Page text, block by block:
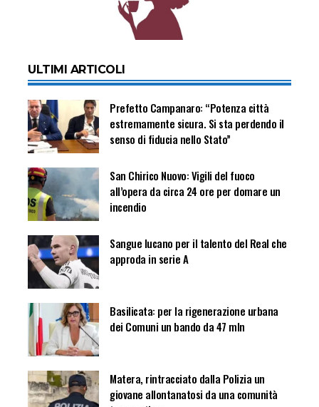
ULTIMI ARTICOLI
Prefetto Campanaro: “Potenza città
estremamente sicura. Si sta perdendo il
senso di fiducia nello Stato”
San Chirico Nuovo: Vigili del fuoco
all’opera da circa 24 ore per domare un
incendio
Sangue lucano per il talento del Real che
approda in serie A
Basilicata: per la rigenerazione urbana
dei Comuni un bando da 47 mln
Matera, rintracciato dalla Polizia un
giovane allontanatosi da una comunità